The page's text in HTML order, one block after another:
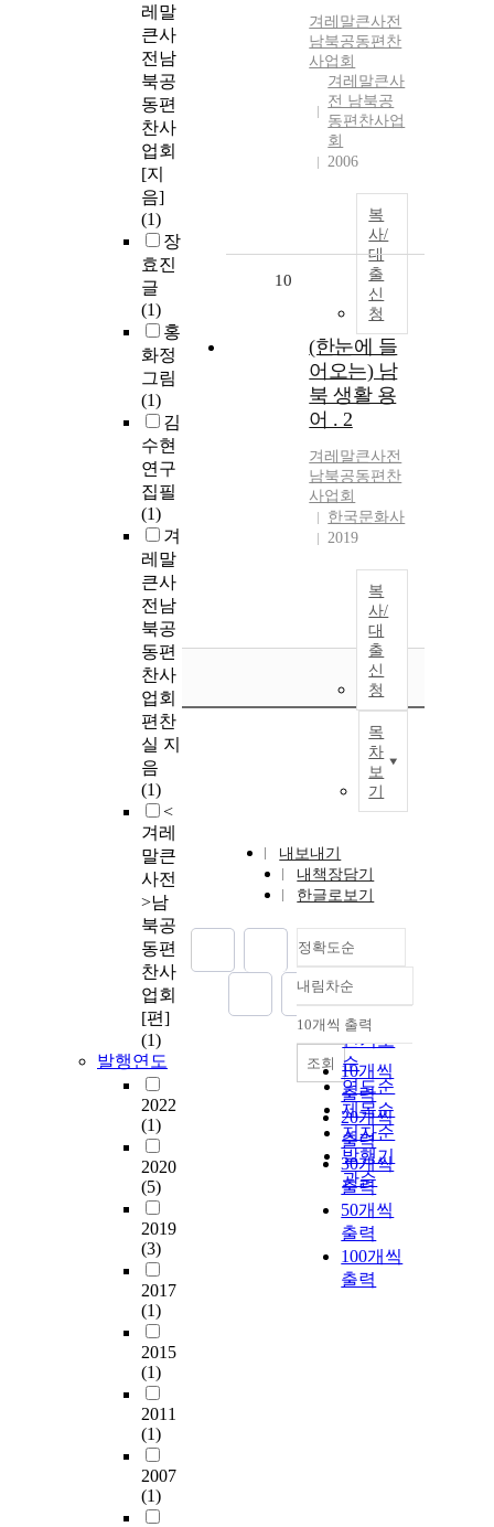
레말
큰사
전남
북공
동편
찬사
업회
[지
음]
(1)
장
효진
글
(1)
홍
화정
그림
(1)
김
수현
연구
집필
(1)
겨
레말
큰사
전남
북공
동편
찬사
업회
편찬
실 지
음
(1)
<
겨레
말큰
사전
>남
북공
동편
찬사
업회
[편]
(1)
발행연도
2022
(1)
2020
(5)
2019
(3)
2017
(1)
2015
(1)
2011
(1)
2007
(1)
겨레말큰사전
남북공동편찬
사업회
겨레말큰사
전 남북공
동편찬사업
회
2006
복
사/
대
출
신
청
10
(한눈에 들
어오는) 남
북 생활 용
어 . 2
겨레말큰사전
남북공동편찬
사업회
한국문화사
2019
복
사/
대
출
신
청
목
차
보
기
내보내기
내책장담기
한글로보기
정확도순
정확도
순
인기도
순
연도순
제목순
저자순
발행기
관순
내림차순
내림차순
10개씩 출력
10개씩
출력
20개씩
출력
30개씩
출력
50개씩
출력
100개씩
출력
조회